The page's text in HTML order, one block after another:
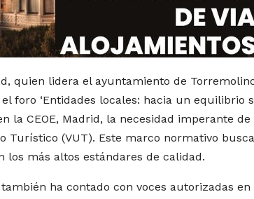
quien lidera el ayuntamiento de
foro ‘Entidades locales: hacia un equilibrio
la CEOE, Madrid, la necesidad imperante
Turístico (VUT). Este marco normativo
los más altos estándares de calidad.
ha contado con voces autorizadas